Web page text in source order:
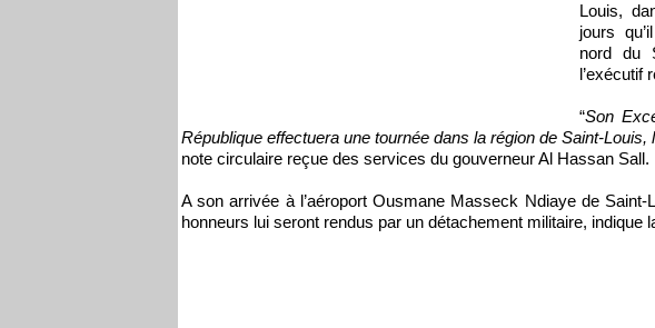
Louis,
jours
nord du
l’exécutif
“Son
République effectuera une tournée dans la région de Saint-Louis,
note circulaire reçue des services du gouverneur Al Hassan Sall.
A son arrivée à l’aéroport Ousmane Masseck Ndiaye de
honneurs lui seront rendus par un détachement militaire, indique